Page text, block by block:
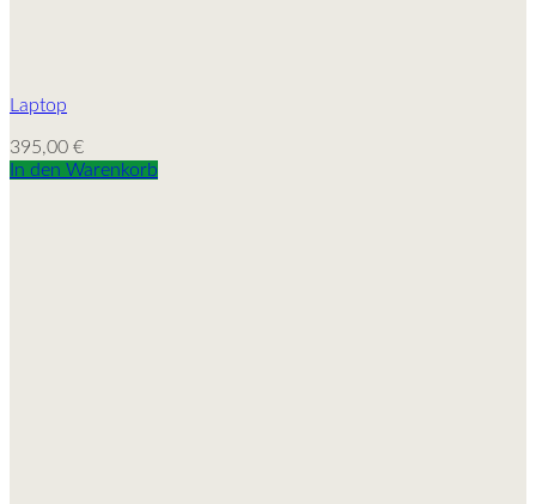
Laptop
395,00 €
In den Warenkorb